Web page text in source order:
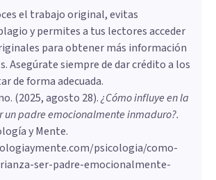
el trabajo original, evitas
y permites a tus lectores acceder
para obtener más información
Asegúrate siempre de dar crédito a los
de forma adecuada.
. (2025, agosto 28).¿Cómo influye en la
un padre emocionalmente inmaduro?.
y Mente.
psicologia/como-
ser-padre-emocionalmente-